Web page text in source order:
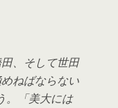
、そして世田
ねばならない
。「美大には